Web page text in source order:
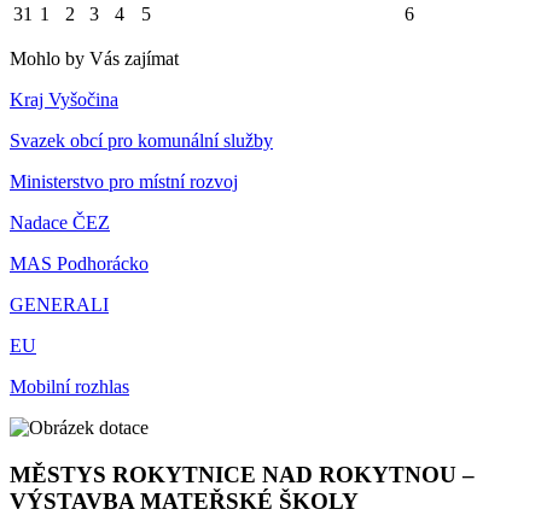
31 1 2 3 4 5 6
Mohlo by Vás zajímat
Kraj Vyšočina
Svazek obcí pro komunální služby
Ministerstvo pro místní rozvoj
Nadace ČEZ
MAS Podhorácko
GENERALI
EU
Mobilní rozhlas
MĚSTYS ROKYTNICE NAD ROKYTNOU –
VÝSTAVBA MATEŘSKÉ ŠKOLY